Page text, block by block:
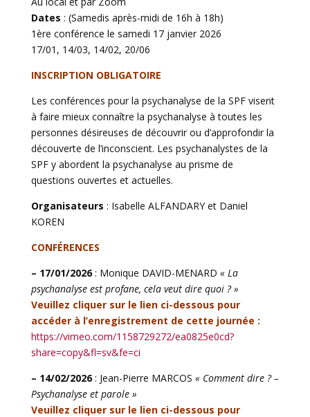
Dates : (Samedis après-midi de 16h à 18h)
1ère conférence le samedi 17 janvier 2026
17/01, 14/03, 14/02, 20/06
INSCRIPTION OBLIGATOIRE
Les conférences pour la psychanalyse de la SPF visent
à faire mieux connaître la psychanalyse à toutes les
personnes désireuses de découvrir ou d’approfondir la
découverte de l’inconscient. Les psychanalystes de la
SPF y abordent la psychanalyse au prisme de
questions ouvertes et actuelles.
Organisateurs : Isabelle ALFANDARY et Daniel
KOREN
CONFÉRENCES
– 17/01/2026: Monique DAVID-MENARD « La
psychanalyse est profane, cela veut dire quoi ? »
Veuillez cliquer sur le lien ci-dessous pour
accéder à l’enregistrement de cette journée :
https://vimeo.com/1158729272/ea0825e0cd?
share=copy&fl=sv&fe=ci
– 14/02/2026: Jean-Pierre MARCOS « Comment dire ? –
Psychanalyse et parole »
Veuillez cliquer sur le lien ci-dessous pour